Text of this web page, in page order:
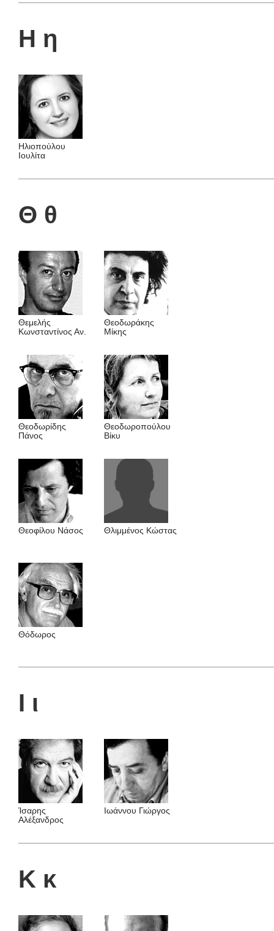
Η η
Ηλιοπούλου
Ιουλίτα
Θ θ
Θεμελής
Κωνσταντίνος Αν.
Θεοδωράκης
Μίκης
Θεοδωρίδης
Πάνος
Θεοδωροπούλου
Βίκυ
Θεοφίλου Νάσος Θλιμμένος Kώστας
Θόδωρος
Ι ι
Ίσαρης
Αλέξανδρος
Ιωάννου Γιώργος
Κ κ